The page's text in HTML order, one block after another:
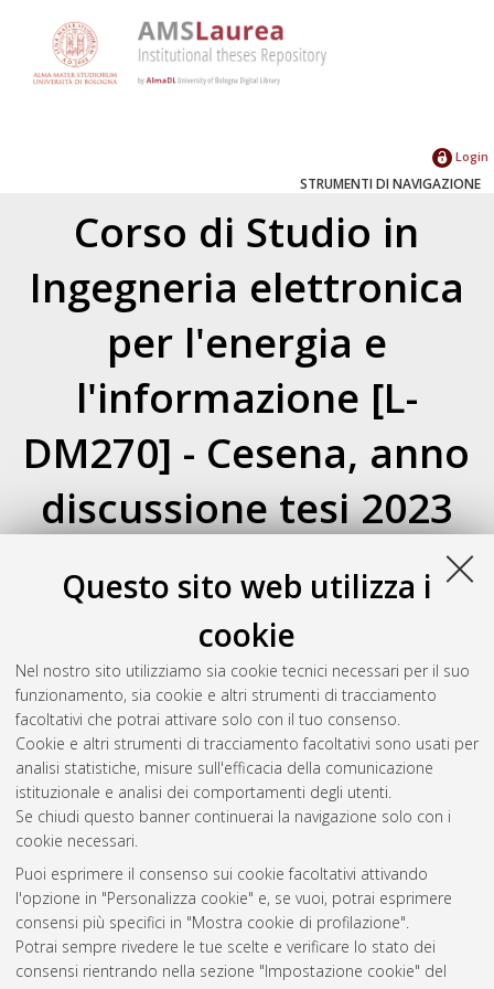
Questo sito web utilizza i
cookie
Nel nostro sito utilizziamo sia cookie tecnici necessari per il suo
funzionamento, sia cookie e altri strumenti di tracciamento
facoltativi che potrai attivare solo con il tuo consenso.
Cookie e altri strumenti di tracciamento facoltativi sono usati per
analisi statistiche, misure sull'efficacia della comunicazione
istituzionale e analisi dei comportamenti degli utenti.
Se chiudi questo banner continuerai la navigazione solo con i
cookie necessari.
Puoi esprimere il consenso sui cookie facoltativi attivando
l'opzione in "Personalizza cookie" e, se vuoi, potrai esprimere
consensi più specifici in "Mostra cookie di profilazione".
Potrai sempre rivedere le tue scelte e verificare lo stato dei
consensi rientrando nella sezione "Impostazione cookie" del
Login
STRUMENTI DI NAVIGAZIONE
Corso di Studio in
Ingegneria elettronica
per l'energia e
l'informazione [L-
DM270] - Cesena, anno
discussione tesi 2023
Atom
RSS 1.0
Autore della tesi|
Indirizzo |Orientamento|Nessun raggruppamento
Numero di documenti:0.
Questa lista e' stata generata ilThu Aug 6 20:35:46 2026
CEST
Atom
Rss 1.0
Rss 2.0